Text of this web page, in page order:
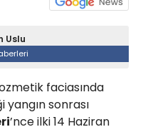
Uslu
faciasında
yangın sonrası
’nce ilki 14 Haziran